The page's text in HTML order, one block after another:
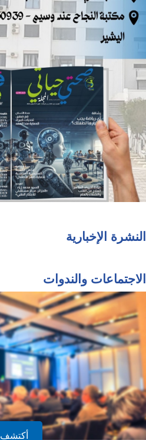
النشرة الإخبارية
الاجتماعات والندوات
أكتشف